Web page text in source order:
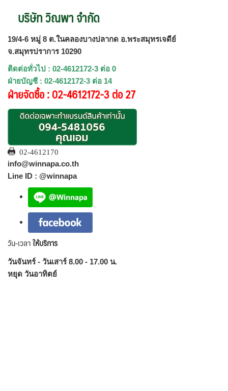
บริษัท วิณพา จำกัด
19/4-6 หมู่ 8 ต.ในคลองบางปลากด อ.พระสมุทรเจดีย์
จ.สมุทรปราการ 10290
ติดต่อทั่วไป : 02-4612172-3 ต่อ 0
ฝ่ายบัญชี : 02-4612172-3 ต่อ 14
ฝ่ายจัดซื้อ : 02-4612172-3 ต่อ 27
02-4612170
info@winnapa.co.th
Line ID : @winnapa
วัน-เวลาให้บริการ
วันจันทร์ - วันเสาร์ 8.00 - 17.00 น.
หยุด วันอาทิตย์